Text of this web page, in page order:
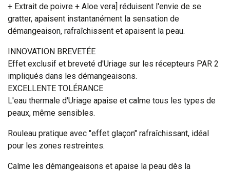
+ Extrait de poivre + Aloe vera] réduisent l'envie de se
gratter, apaisent instantanément la sensation de
démangeaison, rafraîchissent et apaisent la peau.
INNOVATION BREVETÉE
Effet exclusif et breveté d'Uriage sur les récepteurs PAR 2
impliqués dans les démangeaisons.
EXCELLENTE TOLÉRANCE
L'eau thermale d'Uriage apaise et calme tous les types de
peaux, même sensibles.
Rouleau pratique avec "effet glaçon" rafraîchissant, idéal
pour les zones restreintes.
Calme les démangeaisons et apaise la peau dès la